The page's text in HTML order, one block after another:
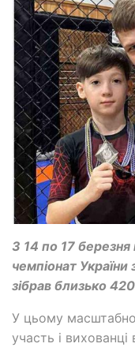
З 14 по 17 березня
чемпіонат
зібрав близько 420
У цьому
участь і